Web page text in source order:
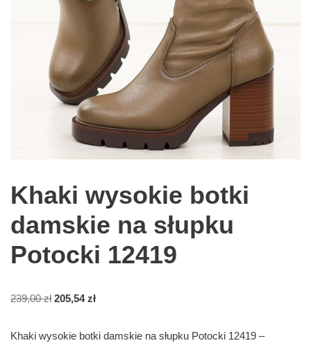
Khaki wysokie botki
damskie na słupku
Potocki 12419
239,00zł 205,54zł
Khaki wysokie botki damskie na słupku Potocki 12419 –